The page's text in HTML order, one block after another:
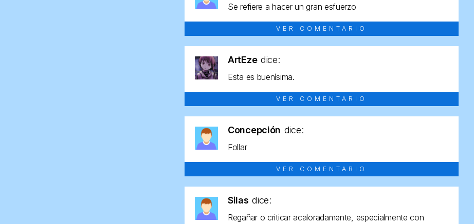
Se refiere a hacer un gran esfuerzo
VER COMENTARIO
ArtEze dice:
Esta es buenísima.
VER COMENTARIO
Concepción dice:
Follar
VER COMENTARIO
Silas dice:
Regañar o criticar acaloradamente, especialmente con